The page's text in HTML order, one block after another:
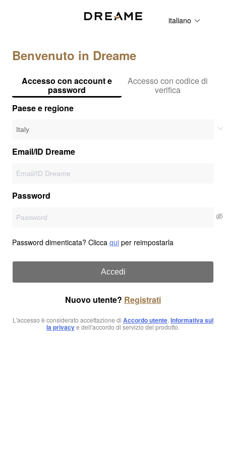
italiano
Benvenuto in Dreame
Accesso con account e
password
Accesso con codice di
verifica
Paese e regione
Email/ID Dreame
Password
Password dimenticata? Clicca qui per reimpostarla
Accedi
Nuovo utente? Registrati
L'accesso è considerato accettazione di Accordo utente, Informativa sul
la privacye dell'accordo di servizio del prodotto.